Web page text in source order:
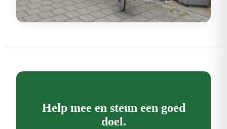
Help mee en steun een goed
doel.